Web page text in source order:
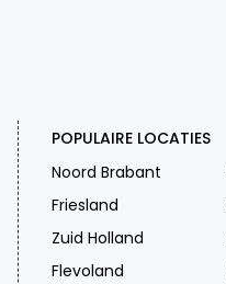
POPULAIRE LOCATIES
Noord Brabant
Friesland
Zuid Holland
Flevoland